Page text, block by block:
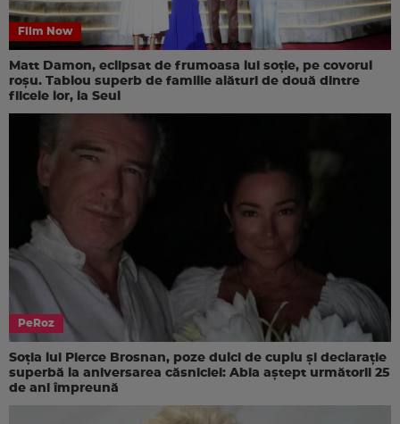
Film Now
Matt Damon, eclipsat de frumoasa lui soție, pe covorul
roșu. Tablou superb de familie alături de două dintre
fiicele lor, la Seul
PeRoz
Soția lui Pierce Brosnan, poze dulci de cuplu și declarație
superbă la aniversarea căsniciei: Abia aștept următorii 25
de ani împreună